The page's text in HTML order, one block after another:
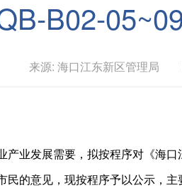
B02-
来源: 海口江东新区管理局
产业发展需要，拟按程序对《海
的意见，现按程序予以公示，主